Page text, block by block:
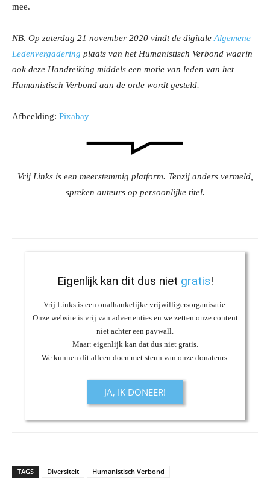
mee.
NB. Op zaterdag 21 november 2020 vindt de digitaleAlgemene
Ledenvergadering plaats van het Humanistisch Verbond waarin
ook deze Handreiking middels een motie van leden van het
Humanistisch Verbond aan de orde wordt gesteld.
Afbeelding: Pixabay
Vrij Links is een meerstemmig platform. Tenzij anders vermeld,
spreken auteurs op persoonlijke titel.
Eigenlijk kan dit dus niet gratis!
Vrij Links is een onafhankelijke vrijwilligersorganisatie.
Onze website is vrij van advertenties en we zetten onze content
niet achter een paywall.
Maar: eigenlijk kan dat dus niet gratis.
We kunnen dit alleen doen met steun van onze donateurs.
JA, IK DONEER!
TAGS Diversiteit
Humanistisch Verbond